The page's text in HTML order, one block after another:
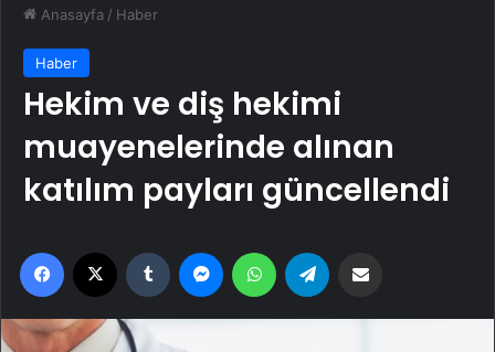
Anasayfa / Haber
Haber
Hekim ve diş hekimi
muayenelerinde alınan
katılım payları güncellendi
Facebook Tumblr MessengerWhatsApp